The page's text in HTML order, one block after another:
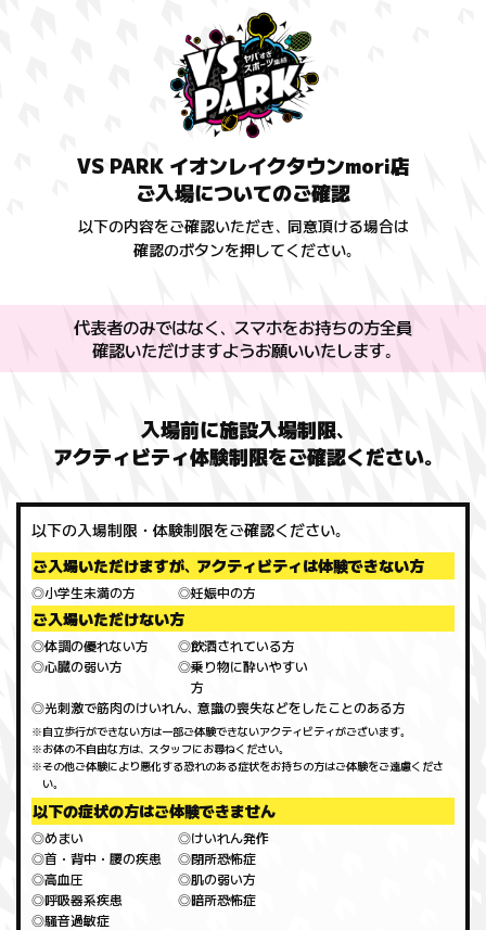
VS PARK イオンレイクタウンmori店
ご入場についてのご確認
以下の内容をご確認いただき､ 同意頂ける場合は
確認のボタンを押してください｡
代表者のみではなく､ スマホをお持ちの方全員
確認いただけますようお願いいたします｡
入場前に施設入場制限､
アクティビティ体験制限をご確認ください｡
以下の入場制限・体験制限をご確認ください｡
ご入場いただけますが､ アクティビティは体験できない方
小学生未満の方 妊娠中の方
ご入場いただけない方
体調の優れない方
飲酒されている方
心臓の弱い方
乗り物に酔いやすい
方
光刺激で筋肉のけいれん､ 意識の喪失などをしたことのある方
※自立歩行ができない方は一部ご体験できないアクティビティがございます｡
※お体の不自由な方は､ スタッフにお尋ねください｡
※その他ご体験により悪化する恐れのある症状をお持ちの方はご体験をご遠慮くださ
い｡
以下の症状の方はご体験できません
めまい
けいれん発作
首・背中・腰の疾患
閉所恐怖症
高血圧
肌の弱い方
呼吸器系疾患
暗所恐怖症
騒音過敏症